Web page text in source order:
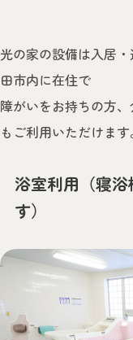
光の家の設備は入居
田市内に在住で
障がいをお持ちの方
もご利用いただけます
浴室利用（寝
す）